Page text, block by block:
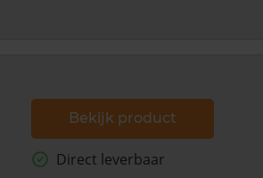
Bekijk product
Direct leverbaar